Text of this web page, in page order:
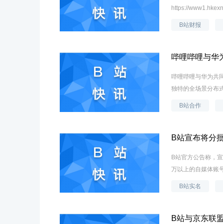
https://
B站财报
哔哩哔哩与华
哔哩哔哩与华为共
独特的全场景分布
B站合作
B站宣布将分
B站官方公告称，
万以上的自媒体账
B站实名
B站与京东联